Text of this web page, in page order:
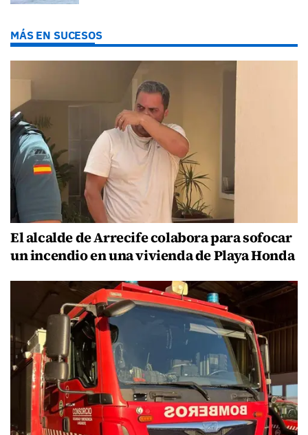
MÁS EN SUCESOS
El alcalde de Arrecife colabora para sofocar
un incendio en una vivienda de Playa Honda